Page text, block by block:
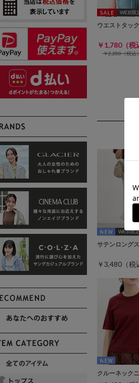
WEB限
ウエストタッ
￥1,780（税
￥2,280（税込
WEB限
サテンロング
￥3,480（税
クルーネック